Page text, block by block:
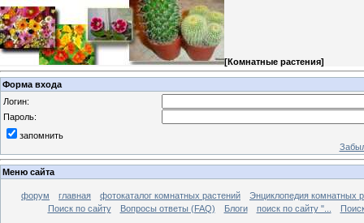
[Комнатные растения]
Форма входа
Логин:
Пароль:
запомнить
Меню сайта
форум главная фотокаталог комнатных растений
Энциклопедия комнатных
Поиск по сайту
Вопросы ответы (FAQ) Блоги поиск по сайту "...